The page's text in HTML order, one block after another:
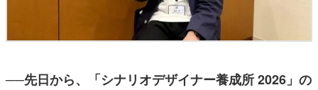
──先日から、「シナリオデザイナー養成所 2026」の